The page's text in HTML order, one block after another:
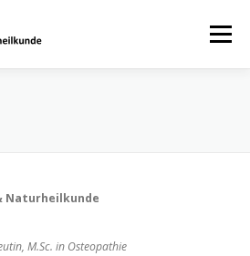
Menü
DATENSCHUTZ
Naturheilkunde
M.Sc. in Osteopathie